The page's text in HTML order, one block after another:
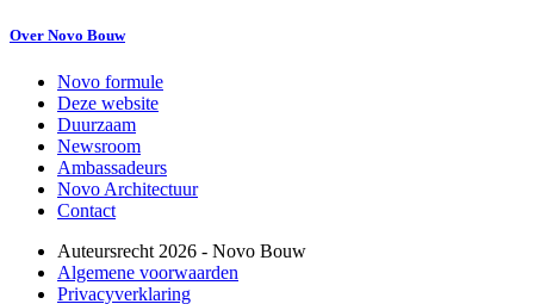
Over Novo Bouw
Novo formule
Deze website
Duurzaam
Newsroom
Ambassadeurs
Novo Architectuur
Contact
Auteursrecht 2026 - Novo Bouw
Algemene voorwaarden
Privacyverklaring